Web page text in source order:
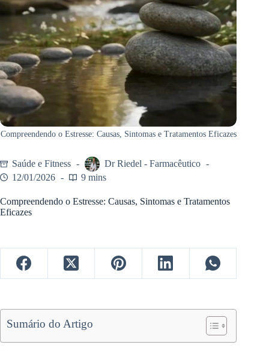
Compreendendo o Estresse: Causas, Sintomas e Tratamentos Eficazes
Saúde e Fitness
Dr Riedel - Farmacêutico
12/01/2026
9 mins
Compreendendo o Estresse: Causas, Sintomas e Tratamentos
Eficazes
Sumário do Artigo